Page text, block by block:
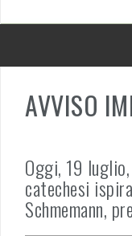
AVVISO
Oggi, 19 luglio,
catechesi
Schmemann,